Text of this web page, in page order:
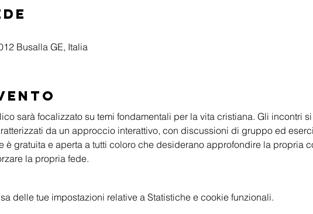
Busalla GE, Italia
sarà focalizzato su temi fondamentali per la vita cristiana. Gli incontri
da un approccio interattivo, con discussioni di gruppo ed
è gratuita e aperta a tutti coloro che desiderano approfondire la propria
la propria fede.
delle tue impostazioni relative a Statistiche e cookie funzionali.